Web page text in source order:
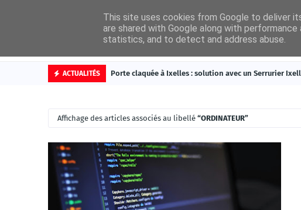
Accueil Catégories
ACTUALITÉS Porte claquée à Ixelles : solution avec un Serrurier
Affichage des articles associés au libellé ORDINATEUR
This site uses cookies from Google to deliver
are shared with Google along with
statistics, and to detect and address abuse.